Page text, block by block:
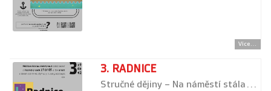
Více...
3. RADNICE
Stručné dějiny – Na náměstí stála…